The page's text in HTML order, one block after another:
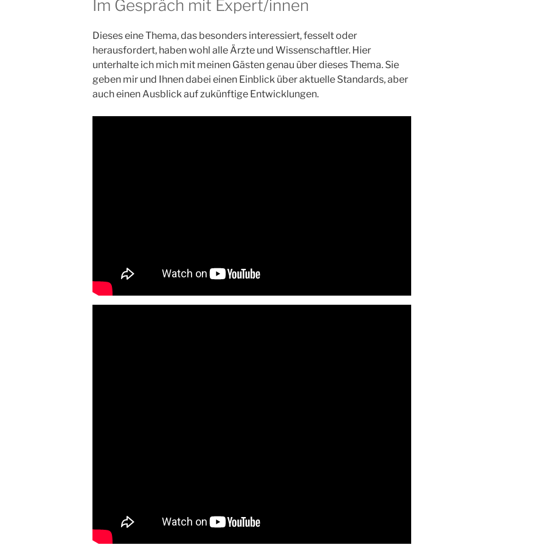
Im Gespräch mit Expert/innen
Dieses eine Thema, das besonders interessiert, fesselt oder
herausfordert, haben wohl alle Ärzte und Wissenschaftler. Hier
unterhalte ich mich mit meinen Gästen genau über dieses Thema. Sie
geben mir und Ihnen dabei einen Einblick über aktuelle Standards, aber
auch einen Ausblick auf zukünftige Entwicklungen.